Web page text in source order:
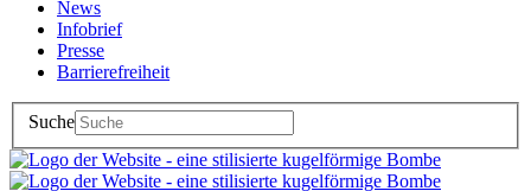
News
Infobrief
Presse
Barrierefreiheit
Suche